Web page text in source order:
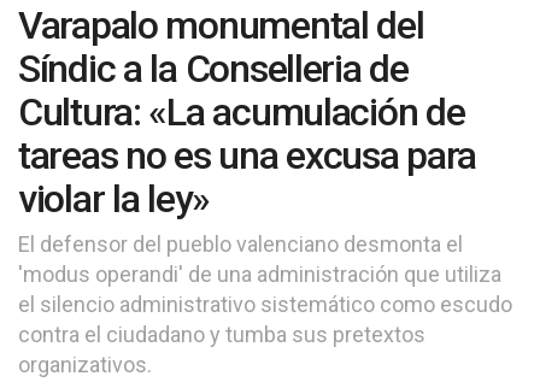
Varapalo monumental del
Síndic a la Conselleria de
Cultura: «La acumulación de
tareas no es una excusa para
violar la ley»
El defensor del pueblo valenciano desmonta el
'modus operandi' de una administración que utiliza
el silencio administrativo sistemático como escudo
contra el ciudadano y tumba sus pretextos
organizativos.